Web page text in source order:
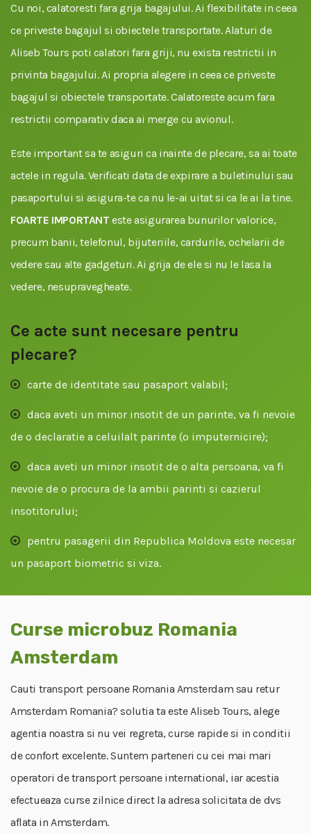
Cu noi, calatoresti fara grija bagajului. Ai flexibilitate in ceea
ce priveste bagajul si obiectele transportate. Alaturi de
Aliseb Tours poti calatori fara griji, nu exista restrictii in
privinta bagajului. Ai propria alegere in ceea ce priveste
bagajul si obiectele transportate. Calatoreste acum fara
restrictii comparativ daca ai merge cu avionul.
Este important sa te asiguri ca inainte de plecare, sa ai toate
actele in regula. Verificati data de expirare a buletinului sau
pasaportului si asigura-te ca nu le-ai uitat si ca le ai la tine.
FOARTE IMPORTANT este asigurarea bunurilor valorice,
precum banii, telefonul, bijuteriile, cardurile, ochelarii de
vedere sau alte gadgeturi. Ai grija de ele si nu le lasa la
vedere, nesupravegheate.
Ce acte sunt necesare pentru
plecare?
carte de identitate sau pasaport valabil;
daca aveti un minor insotit de un parinte, va fi nevoie
de o declaratie a celuilalt parinte (o imputernicire);
daca aveti un minor insotit de o alta persoana, va fi
nevoie de o procura de la ambii parinti si cazierul
insotitorului;
pentru pasagerii din Republica Moldova este necesar
un pasaport biometric si viza.
Curse microbuz Romania
Amsterdam
Cauti transport persoane Romania Amsterdam sau retur
Amsterdam Romania? solutia ta este Aliseb Tours, alege
agentia noastra si nu vei regreta, curse rapide si in conditii
de confort excelente. Suntem parteneri cu cei mai mari
operatori de transport persoane international, iar acestia
efectueaza curse zilnice direct la adresa solicitata de dvs
aflata in Amsterdam.